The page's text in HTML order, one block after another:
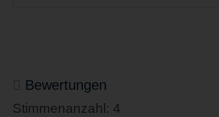
Bewertungen
Stimmenanzahl: 4